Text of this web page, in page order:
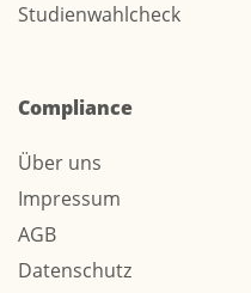
Studienwahlcheck
Compliance
Über uns
Impressum
AGB
Datenschutz